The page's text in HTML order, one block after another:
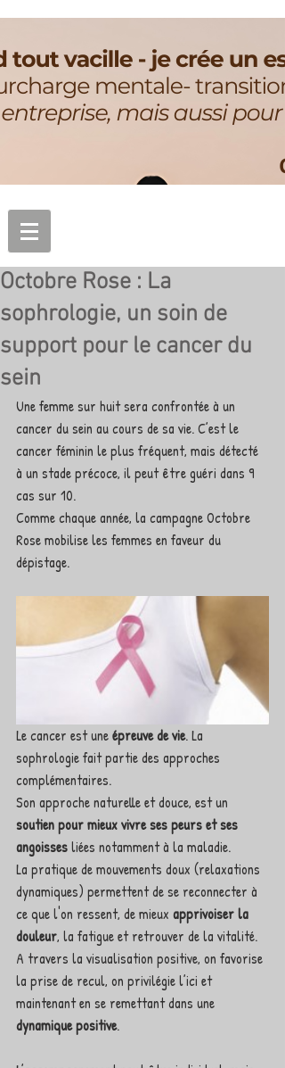
Octobre Rose : La
sophrologie, un soin de
support pour le cancer du
sein
Une femme sur huit sera confrontée à un
cancer du sein au cours de sa vie. C’est le
cancer féminin le plus fréquent, mais détecté
à un stade précoce, il peut être guéri dans 9
cas sur 10.
Comme chaque année, la campagne Octobre
Rose mobilise les femmes en faveur du
dépistage.
Le cancer est une épreuve de vie. La
sophrologie fait partie des approches
complémentaires.
Son approche naturelle et douce, est un
soutien pour mieux vivre ses peurs et ses
angoisses liées notamment à la maladie.
La pratique de mouvements doux (relaxations
dynamiques) permettent de se reconnecter à
ce que l'on ressent, de mieux apprivoiser la
douleur, la fatigue et retrouver de la vitalité.
A travers la visualisation positive, on favorise
la prise de recul, on privilégie l’ici et
maintenant en se remettant dans une
dynamique positive.